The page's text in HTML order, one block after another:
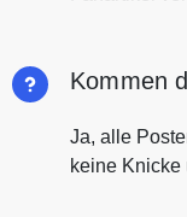
Kommen
Ja, alle
keine Knicke